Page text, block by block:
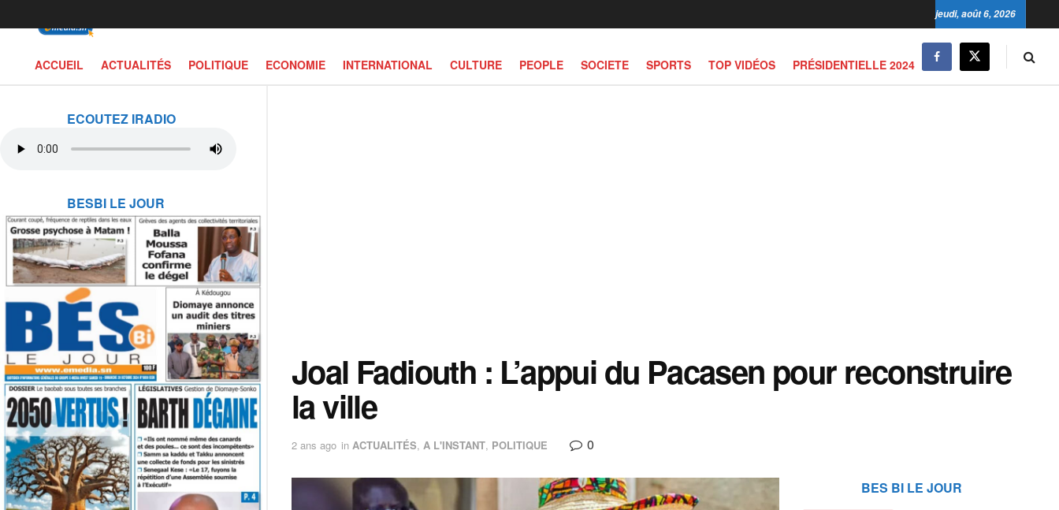
ECOUTEZ IRADIO
BESBI LE JOUR
jeudi, août 6, 2026
ACCUEIL ACTUALITÉS POLITIQUE ECONOMIE INTERNATIONAL CULTURE PEOPLE SOCIETE SPORTS TOP VIDÉOS PRÉSIDENTIELLE 2024
Joal Fadiouth : L’appui du Pacasen pour reconstruire
la ville
2 ans ago in ACTUALITÉS, A L'INSTANT, POLITIQUE 0
BES BI LE JOUR